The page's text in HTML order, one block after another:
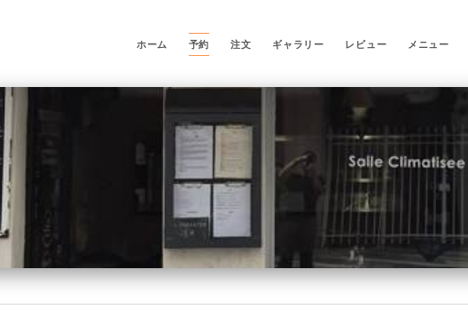
ホーム 予約 注文 ギャラリー レビュー メニュー